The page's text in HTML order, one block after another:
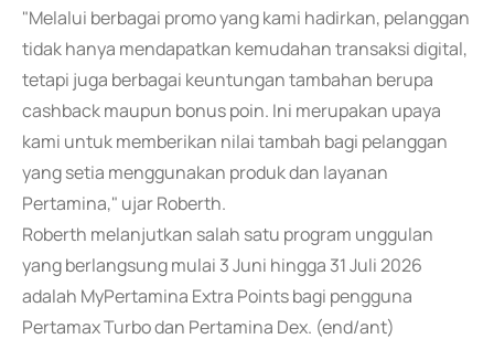
"Melalui berbagai promo yang kami hadirkan, pelanggan
tidak hanya mendapatkan kemudahan transaksi digital,
tetapi juga berbagai keuntungan tambahan berupa
cashback maupun bonus poin. Ini merupakan upaya
kami untuk memberikan nilai tambah bagi pelanggan
yang setia menggunakan produk dan layanan
Pertamina," ujar Roberth.
Roberth melanjutkan salah satu program unggulan
yang berlangsung mulai 3 Juni hingga 31 Juli 2026
adalah MyPertamina Extra Points bagi pengguna
Pertamax Turbo dan Pertamina Dex. (end/ant)